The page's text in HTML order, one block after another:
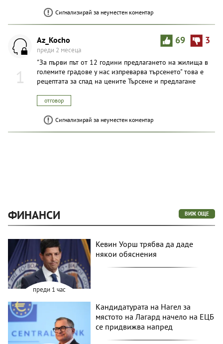
Сигнализирай за неуместен коментар
1
69 3
Az_Kocho
преди 2 месеца
"За първи път от 12 години предлагането на жилища в
големите градове у нас изпреварва търсенето" това е
рецептата за спад на цените Търсене и предлагане
отговор
Сигнализирай за неуместен коментар
ФИНАНСИ ВИЖ ОЩЕ
преди 1 час
Кевин Уорш трябва да даде
някои обяснения
Кандидатурата на Нагел за
мястото на Лагард начело на ЕЦБ
се придвижва напред